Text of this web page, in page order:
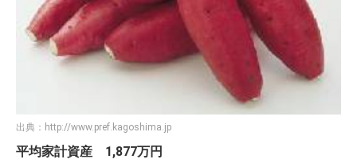
出典： http://www.pref.kagoshima.jp
平均家計資産 1,877万円